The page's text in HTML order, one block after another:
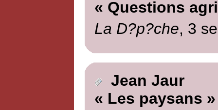
« Questions
La D?p?che, 3
Jean Jaur
« Les paysans »